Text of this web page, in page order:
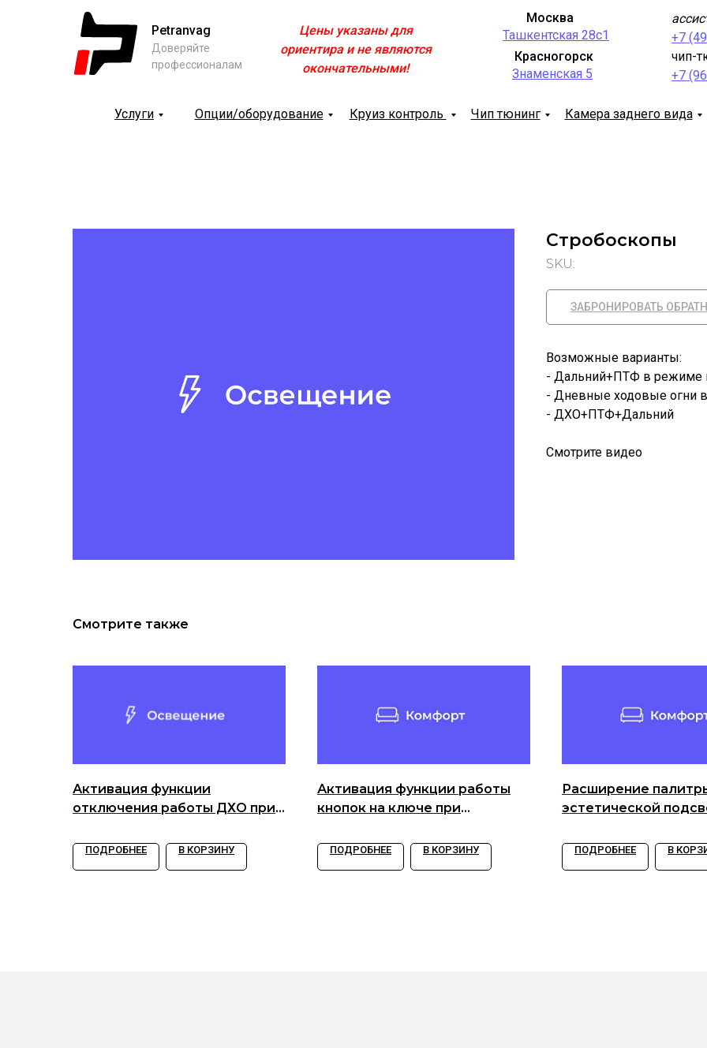
Ташкентская 28с1
Знаменская 5
+7
чип-
+7
Москва
Красногорск
Petranvag
Доверяйте
профессионалам
Цены указаны для
ориентира и не являются
окончательными!
Опции/оборудование Круиз контроль Чип тюнинг Камера заднего вида
Услуги
Стробоскопы
SKU:
ЗАБРОНИРОВАТЬ
Возможные варианты:
- Дальний+ПТФ в режиме
- Дневные ходовые огни
- ДХО+ПТФ+Дальний
Смотрите видео
Смотрите также
Активация функции
отключения работы ДХО при
ПОДРОБНЕЕ В КОРЗИНУ
Активация функции работы
кнопок на ключе при
ПОДРОБНЕЕ В КОРЗИНУ
Расширение
эстетической
ПОДРОБНЕЕ В